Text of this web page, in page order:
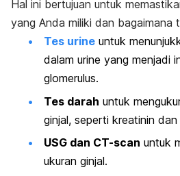
Hal ini bertujuan untuk
yang Anda miliki dan bagaimana
Tes urine untuk
dalam urine yang menjadi
glomerulus.
Tes darah untuk
ginjal, seperti kreatinin
USG dan CT-scan untuk
ukuran ginjal.